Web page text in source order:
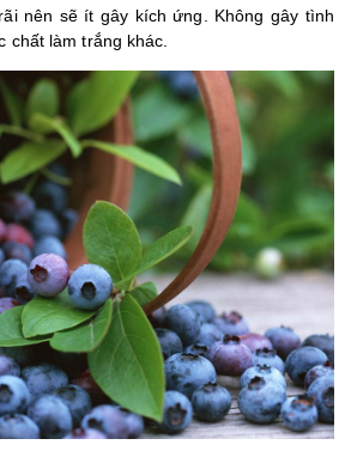
nên sẽ ít gây kích ứng. Không gây tình
chất làm trắng khác.